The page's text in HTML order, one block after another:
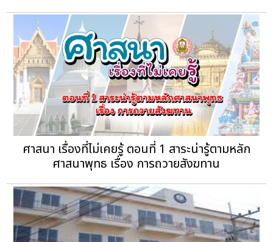
ศาสนา เรื่องที่ไม่เคยรู้ ตอนที่ 1 สาระน่ารู้ตามหลัก
ศาสนาพุทธ เรื่อง การถวายสังฆทาน